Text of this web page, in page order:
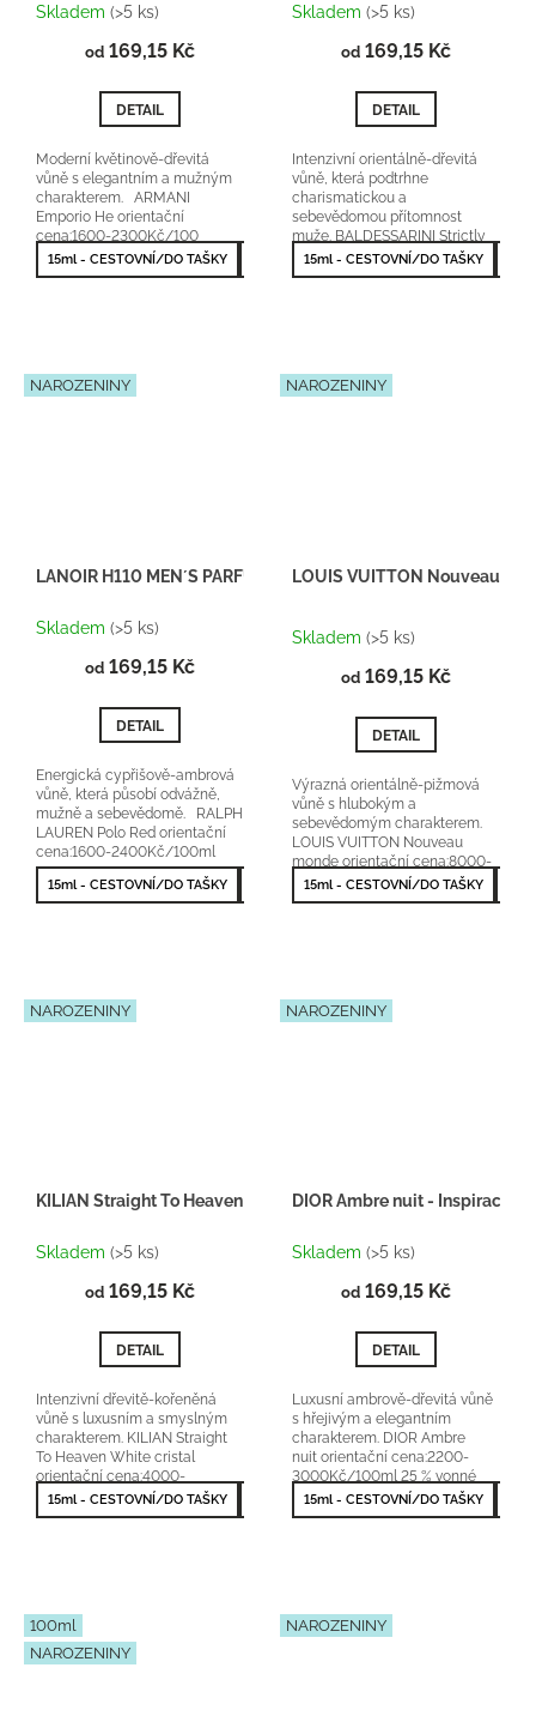
Skladem (>5 ks)
od 169,15 Kč
DETAIL
Moderní květinově-dřevitá
vůně s elegantním a mužným
charakterem. ARMANI
Emporio He orientační
cena:1600-2300Kč/100
ml originální parfém Lanoir
Fragrances
15ml - CESTOVNÍ/DO TAŠKY 50ml - NEJPRODÁVANĚJŠÍ
Skladem (>5 ks)
od 169,15 Kč
DETAIL
Intenzivní orientálně-dřevitá
vůně, která podtrhne
charismatickou a
sebevědomou přítomnost
muže. BALDESSARINI Strictly
Private orientační cena:2000-
3000Kč/90ml 25...
15ml - CESTOVNÍ/DO TAŠKY
NAROZENINY
LANOIR H110 MEN´S PARFUM
Skladem (>5 ks)
od 169,15 Kč
DETAIL
Energická cypřišově-ambrová
vůně, která působí odvážně,
mužně a sebevědomě. RALPH
LAUREN Polo Red orientační
cena:1600-2400Kč/100ml
originální parfém Lanoir...
15ml - CESTOVNÍ/DO TAŠKY 50ml - NEJPRODÁVANĚJŠÍ
NAROZENINY
LOUIS VUITTON Nouveau
hodnocení
je
z
5
Skladem (>5 ks)
od 169,15 Kč
DETAIL
Výrazná orientálně-pižmová
vůně s hlubokým a
sebevědomým charakterem.
LOUIS VUITTON Nouveau
monde orientační cena:8000-
10000Kč/100ml 25 % vonné
esence
15ml - CESTOVNÍ/DO TAŠKY
NAROZENINY
KILIAN Straight To Heaven White cristal - Inspirace H120
Skladem (>5 ks)
od 169,15 Kč
DETAIL
Intenzivní dřevitě-kořeněná
vůně s luxusním a smyslným
charakterem. KILIAN Straight
To Heaven White cristal
orientační cena:4000-
5500Kč/50ml 25 % vonné
esence
15ml - CESTOVNÍ/DO TAŠKY 50ml - NEJPRODÁVANĚJŠÍ
NAROZENINY
DIOR Ambre nuit - Inspirace
Skladem (>5 ks)
od 169,15 Kč
DETAIL
Luxusní ambrově-dřevitá vůně
s hřejivým a elegantním
charakterem. DIOR Ambre
nuit orientační cena:2200-
3000Kč/100ml 25 % vonné
esence
15ml - CESTOVNÍ/DO TAŠKY
100ml
NAROZENINY
NAROZENINY